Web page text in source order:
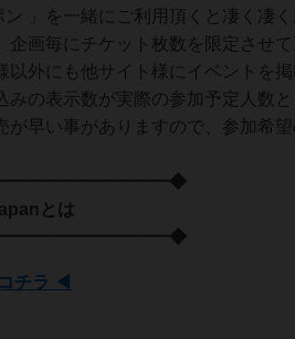
ン 」を一緒にご利用頂くと凄く凄
画毎にチケット枚数を限定させて
外にも他サイト様にイベントを掲
の表示数が実際の参加予定人数と
早い事がありますので、参加希
とは
チラ ◀